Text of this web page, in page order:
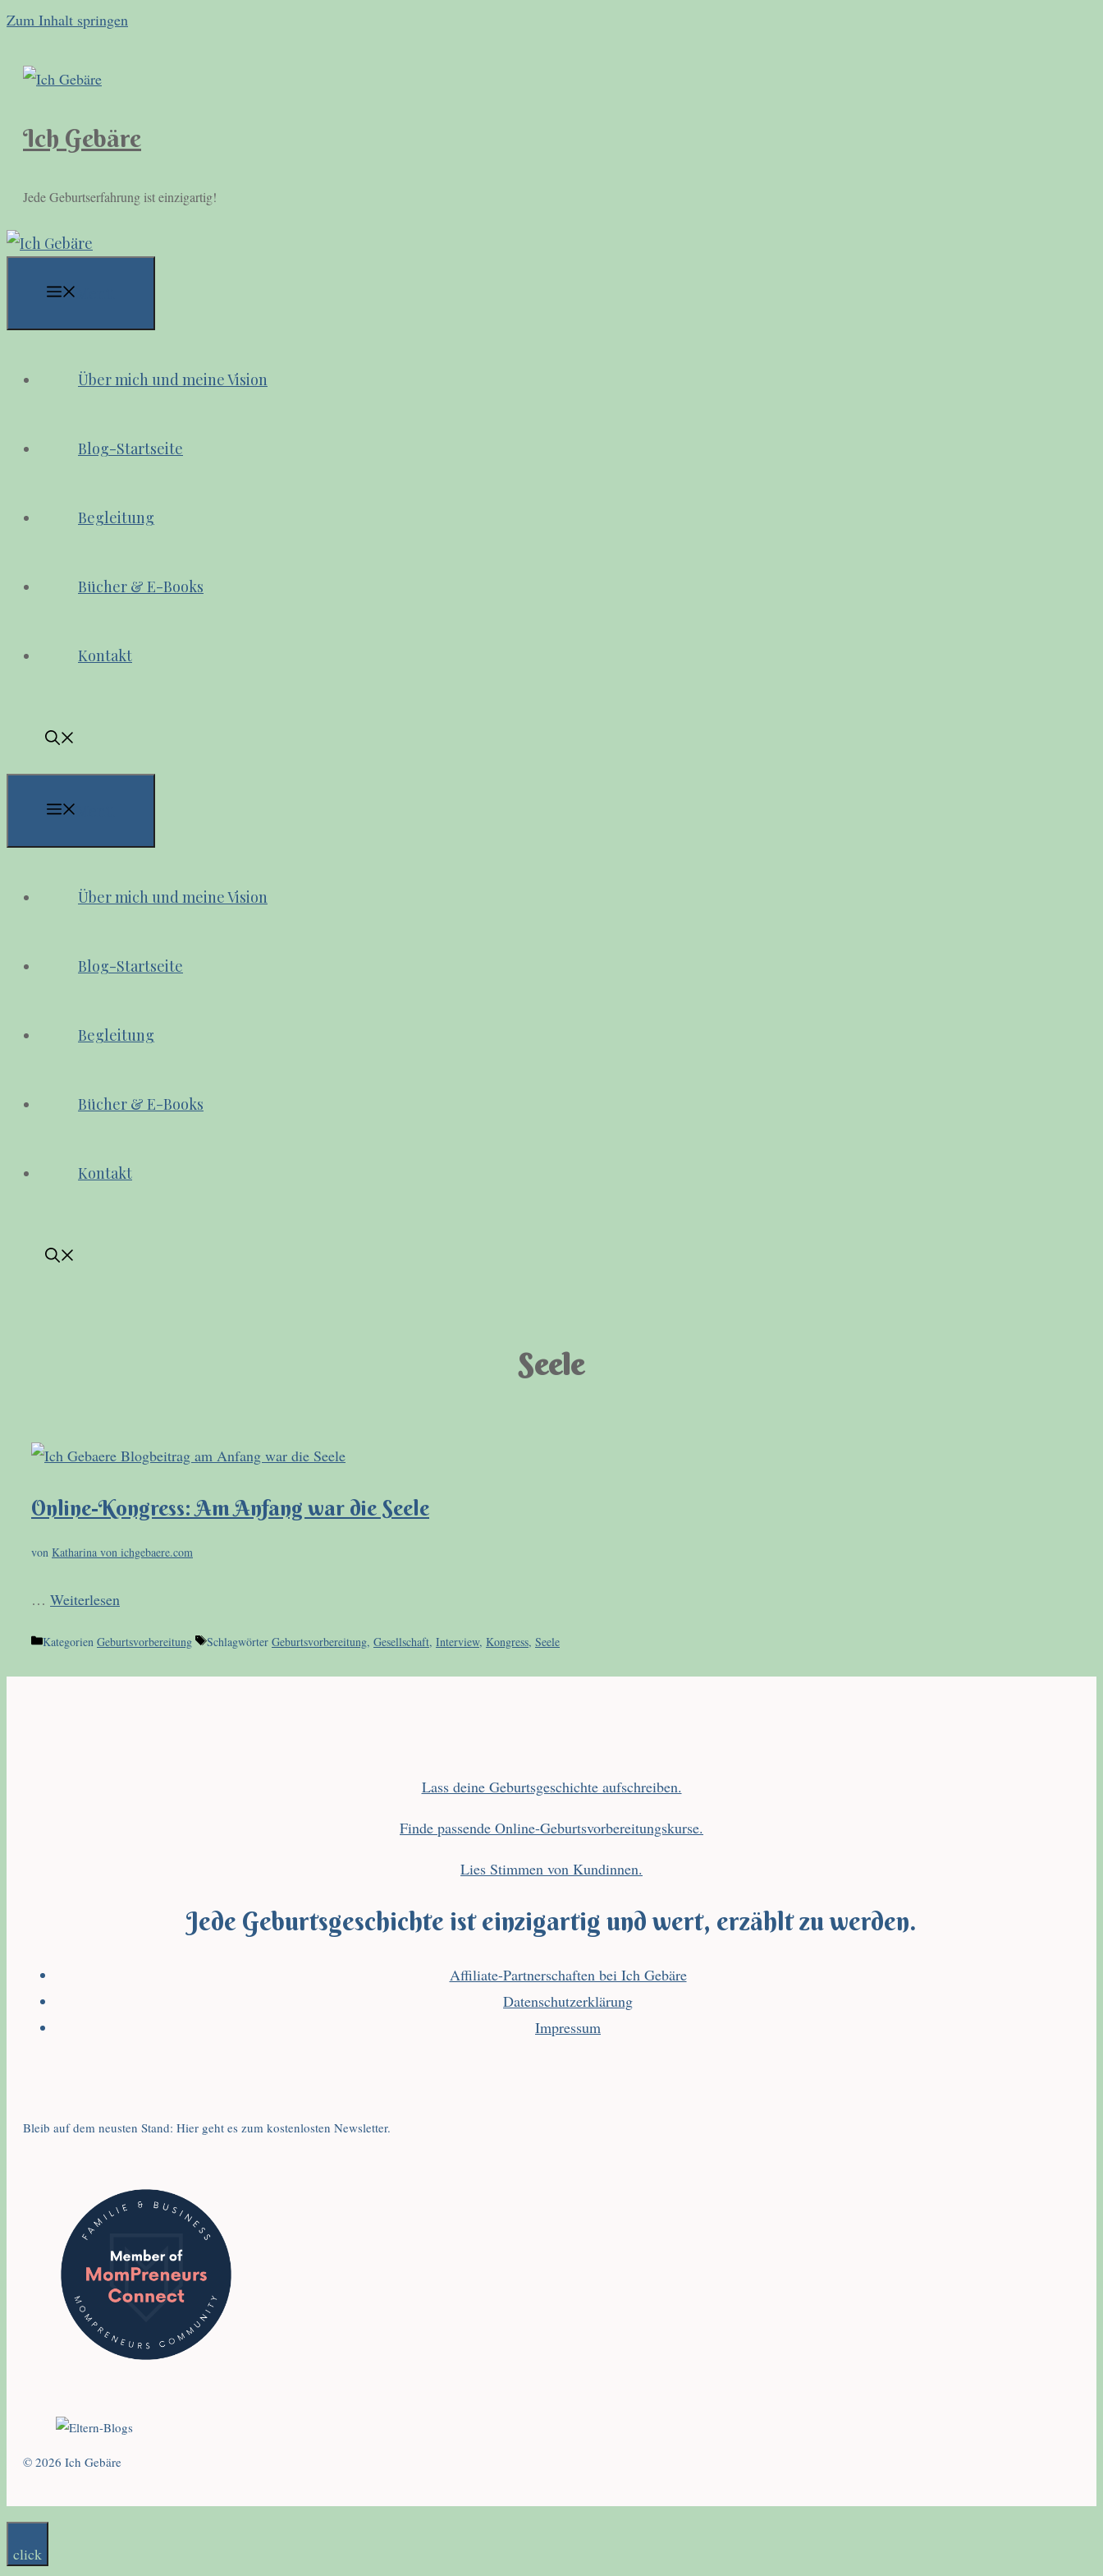
Zum Inhalt springen
Ich Gebäre
Jede Geburtserfahrung ist einzigartig!
Über mich und meine Vision
Blog-Startseite
Begleitung
Bücher & E-Books
Kontakt
Über mich und meine Vision
Blog-Startseite
Begleitung
Bücher & E-Books
Kontakt
Seele
Online-Kongress: Am Anfang war die Seele
von Katharina von ichgebaere.com
… Weiterlesen
Kategorien Geburtsvorbereitung Schlagwörter Geburtsvorbereitung, Gesellschaft, Interview, Kongress, Seele
Lass deine Geburtsgeschichte aufschreiben.
Finde passende Online-Geburtsvorbereitungskurse.
Lies Stimmen von Kundinnen.
Jede Geburtsgeschichte ist einzigartig und wert, erzählt zu werden.
Affiliate-Partnerschaften bei Ich Gebäre
Datenschutzerklärung
Impressum
Bleib auf dem neusten Stand: Hier geht es zum kostenlosten Newsletter.
© 2026 Ich Gebäre
click